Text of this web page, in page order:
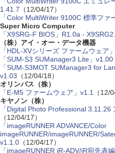
1.41.7 （12/04/17）
「Color MultiWriter 9100C 標準ファ
Super Micro Computer
「X9SRG-F BIOS」R1.0a -
（株）アイ・オー・データ機器
「HDL-XVシリーズ ファームウェア
「SUM-S3 SUManager3 Lite」v1.00
「SUM-S3MOT SUManager3 for
v1.03 （12/04/18）
オリンパス（株）
「E-M5 ファームウェア」v1.1
（12/
キヤノン（株）
「Digital Photo Professional 3.11.26
（12/04/17）
「imageRUNNER ADVANCE/Color
imageRUNNER/imageRUNNER/
v1.1.0（12/04/17）
「imageRUNNER iR-ADV/iR宛先表